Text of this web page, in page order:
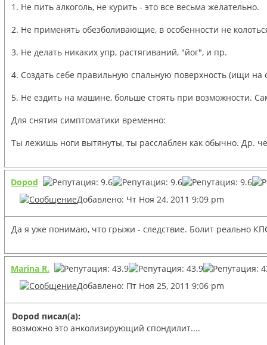
1. Не пить алкоголь, не курить - это все весьма желательно.
2. Не применять обезболивающие, в особенности не
3. Не делать никаких упр, растягиваний, "йог", и пр.
4. Создать себе правильную спальную поверхность (ищи
5. Не ездить на машине, больше стоять при возможности.
Для снятия симптоматики временно:
Ты лежишь ноги вытянуты, ты расслаблен как обычно. Др.
Dopod
Добавлено: Чт Ноя 24, 2011 9:09 pm
Да я уже понимаю, что грыжи - следствие. Болит реально
Marina R.
Добавлено: Пт Ноя 25, 2011 9:06 pm
Dopod писал(а):
возможно это анколизирующий спондилит....